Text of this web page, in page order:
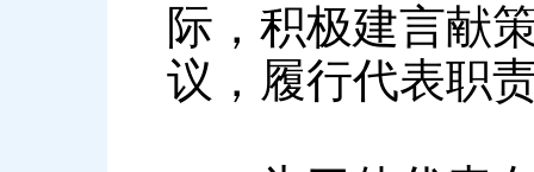
际，积极建言献
议，履行代表职